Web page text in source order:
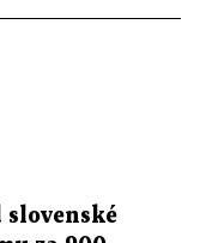
slovenské